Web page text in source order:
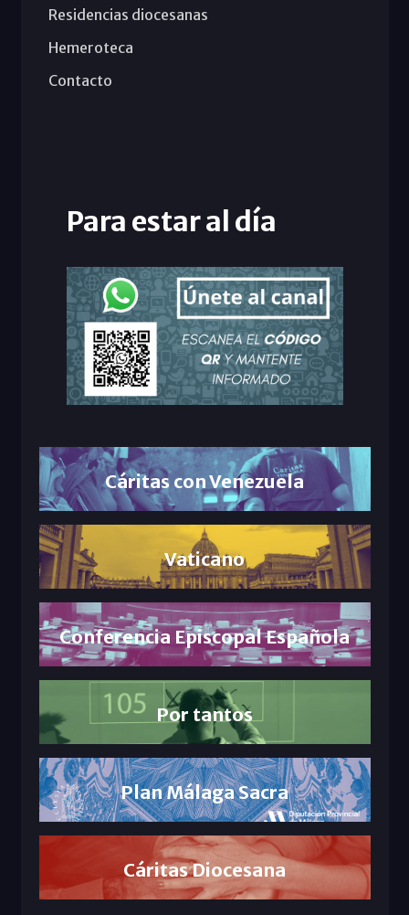
Residencias diocesanas
Hemeroteca
Contacto
Para estar al día
Cáritas con Venezuela
Vaticano
Conferencia Episcopal Española
Por tantos
Plan Málaga Sacra
Cáritas Diocesana